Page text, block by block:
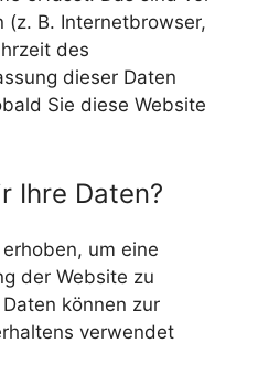
(z. B. Internetbrowser,
des
dieser Daten
Sie diese Website
Ihre Daten?
um eine
der Website zu
können zur
verwendet